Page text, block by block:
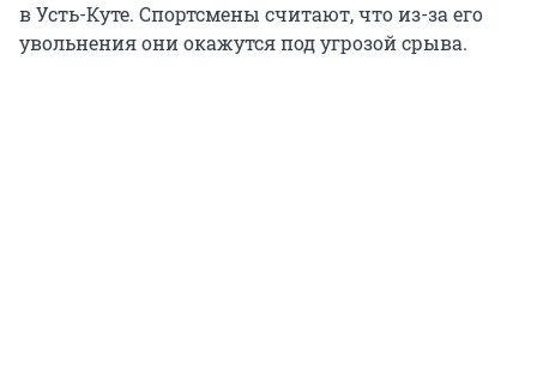
в Усть-Куте. Спортсмены считают, что из-за его
увольнения они окажутся под угрозой срыва.